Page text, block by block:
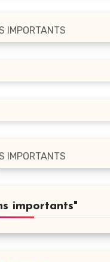
IMPORTANTS
IMPORTANTS
importants"